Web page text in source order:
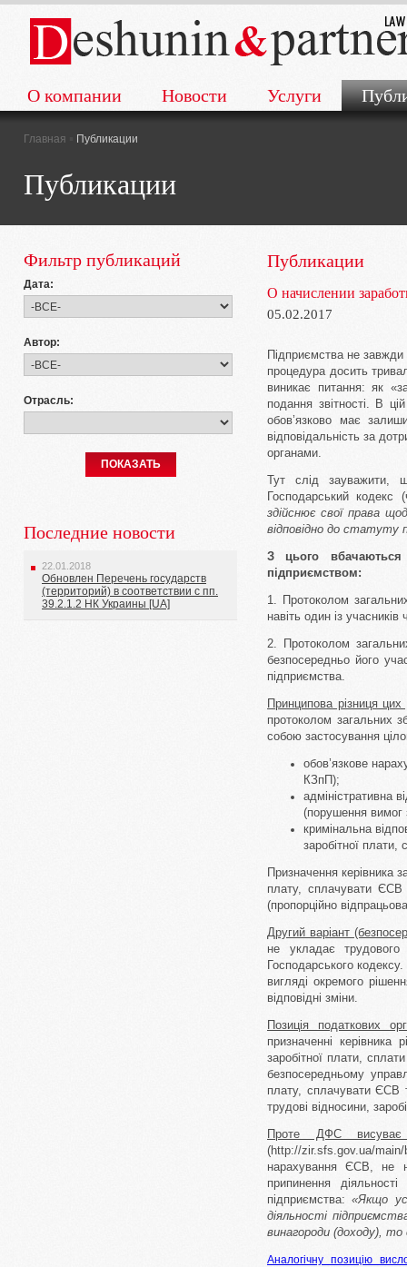
О компании Новости Услуги
Главная Публикации
Публикации
Фильтр публикаций
Дата:
Автор:
Отрасль:
ПОКАЗАТЬ
Последние новости
22.01.2018
Обновлен Перечень государств
(территорий) в соответствии с пп.
39.2.1.2 НК Украины [UA]
Публикации
О начислении
05.02.2017
Підприємства не завжди
процедура досить
виникає питання: як
подання звітності. В
обов’язково має
відповідальність за
органами.
Тут слід зауважити,
Господарський
здійснює свої права
відповідно до статуту
З цього вбачаються
підприємством:
1. Протоколом
навіть один із
2. Протоколом
безпосередньо його
підприємства.
Принципова різниця
протоколом загальних
собою застосування
обов’язкове
КЗпП);
адміністративна
(порушення вимог
кримінальна
заробітної плати,
Призначення керівника
плату, сплачувати ЄСВ
(пропорційно
Другий варіант
не укладає
Господарського
вигляді окремого
відповідні зміни.
Позиція податкових
призначенні
заробітної плати,
безпосередньому
плату, сплачувати ЄСВ
трудові відносини,
Проте ДФС висуває
(http://zir.sfs.gov.ua/
нарахування ЄСВ, не
припинення
підприємства:«Якщо
діяльності
винагороди (доходу), то
Аналогічну позицію